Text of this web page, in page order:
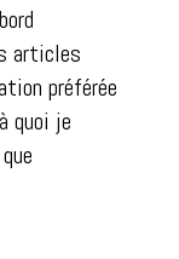
articles
préférée
quoi je